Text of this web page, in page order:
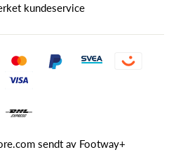
kundeservice
sendt av Footway+